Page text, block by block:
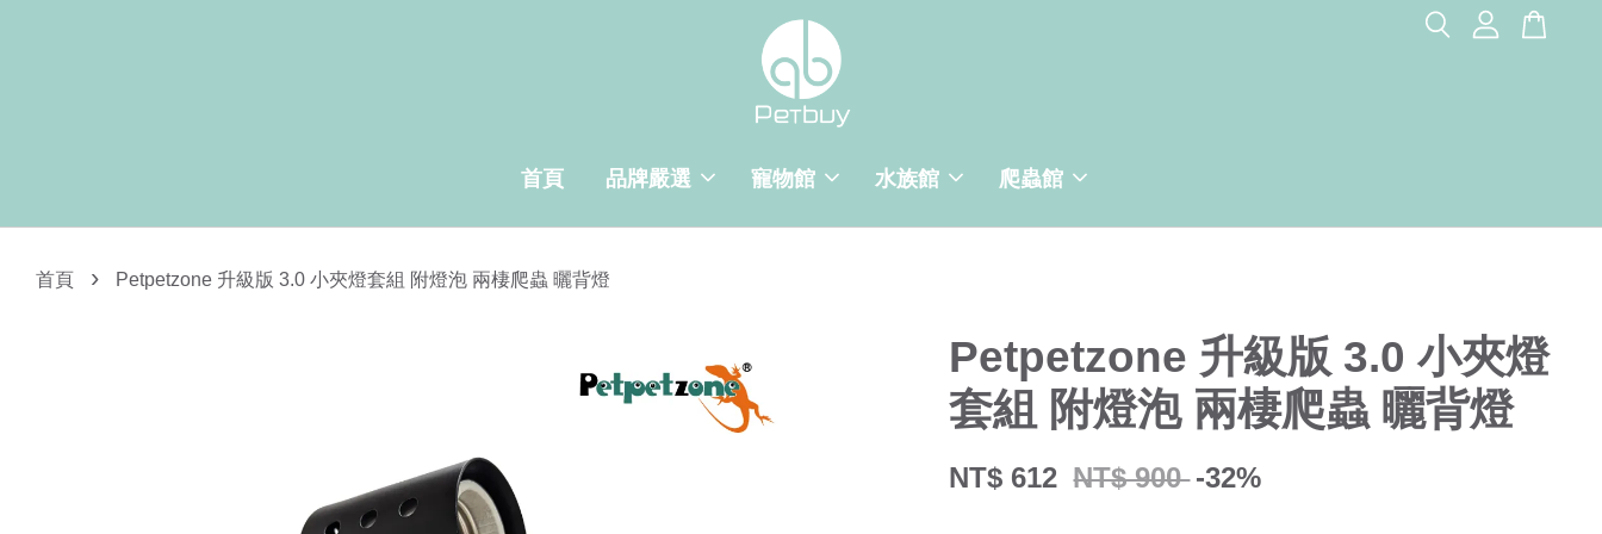
首頁 品牌嚴選 寵物館 水族館 爬蟲館
首頁 › Petpetzone 升級版 3.0 小夾燈套組 附燈泡 兩棲爬蟲 曬背燈
Petpetzone 升級版 3.0 小夾燈
套組 附燈泡 兩棲爬蟲 曬背燈
NT$ 612 NT$ 900 -32%